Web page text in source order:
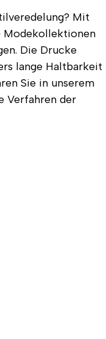
Mit
Modekollektionen
Die Drucke
lange Haltbarkeit
Sie in unserem
Verfahren der